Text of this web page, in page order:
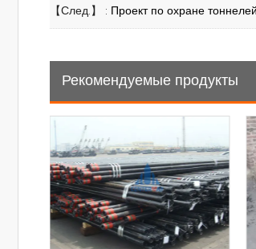
【След.】 : Проект по охране
Рекомендуемые продукты